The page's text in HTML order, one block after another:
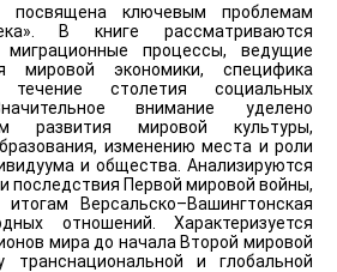
посвящена ключевым проблемам
В книге рассматриваются
процессы, ведущие
мировой экономики, специфика
столетия социальных
внимание уделено
развития мировой культуры,
изменению места и роли
и общества. Анализируются
последствия Первой мировой войны,
Версальско–Вашингтонская
отношений. Характеризуется
мира до начала Второй мировой
транснациональной и глобальной